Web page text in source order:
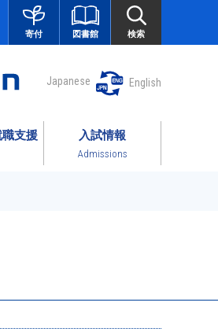
寄付 図書館 検索
Japanese English
支援 入試情報
Admissions